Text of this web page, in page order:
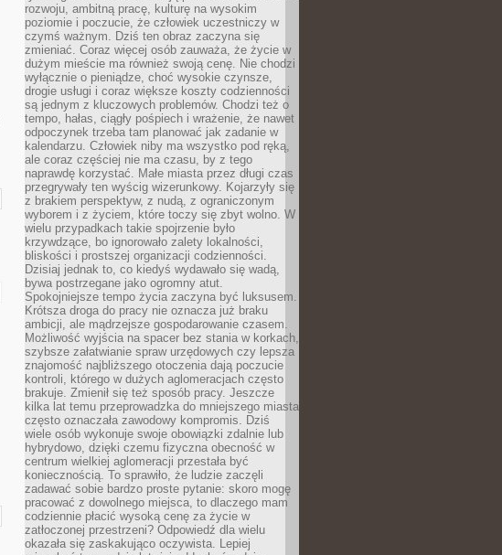
rozwoju, ambitną pracę, kulturę na wysokim
poziomie i poczucie, że człowiek uczestniczy w
czymś ważnym. Dziś ten obraz zaczyna się
zmieniać. Coraz więcej osób zauważa, że życie w
dużym mieście ma również swoją cenę. Nie chodzi
wyłącznie o pieniądze, choć wysokie czynsze,
drogie usługi i coraz większe koszty codzienności
są jednym z kluczowych problemów. Chodzi też o
tempo, hałas, ciągły pośpiech i wrażenie, że nawet
odpoczynek trzeba tam planować jak zadanie w
kalendarzu. Człowiek niby ma wszystko pod ręką,
ale coraz częściej nie ma czasu, by z tego
naprawdę korzystać. Małe miasta przez długi czas
przegrywały ten wyścig wizerunkowy. Kojarzyły się
z brakiem perspektyw, z nudą, z ograniczonym
wyborem i z życiem, które toczy się zbyt wolno. W
wielu przypadkach takie spojrzenie było
krzywdzące, bo ignorowało zalety lokalności,
bliskości i prostszej organizacji codzienności.
Dzisiaj jednak to, co kiedyś wydawało się wadą,
bywa postrzegane jako ogromny atut.
Spokojniejsze tempo życia zaczyna być luksusem.
Krótsza droga do pracy nie oznacza już braku
ambicji, ale mądrzejsze gospodarowanie czasem.
Możliwość wyjścia na spacer bez stania w korkach,
szybsze załatwianie spraw urzędowych czy lepsza
znajomość najbliższego otoczenia dają poczucie
kontroli, którego w dużych aglomeracjach często
brakuje. Zmienił się też sposób pracy. Jeszcze
kilka lat temu przeprowadzka do mniejszego miasta
często oznaczała zawodowy kompromis. Dziś
wiele osób wykonuje swoje obowiązki zdalnie lub
hybrydowo, dzięki czemu fizyczna obecność w
centrum wielkiej aglomeracji przestała być
koniecznością. To sprawiło, że ludzie zaczęli
zadawać sobie bardzo proste pytanie: skoro mogę
pracować z dowolnego miejsca, to dlaczego mam
codziennie płacić wysoką cenę za życie w
zatłoczonej przestrzeni? Odpowiedź dla wielu
okazała się zaskakująco oczywista. Lepiej